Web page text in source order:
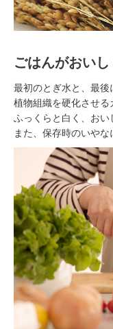
ごはんがおいし
最初のとぎ水と、最後
植物組織を硬化させ
ふっくらと白く、おい
また、保存時のいやな